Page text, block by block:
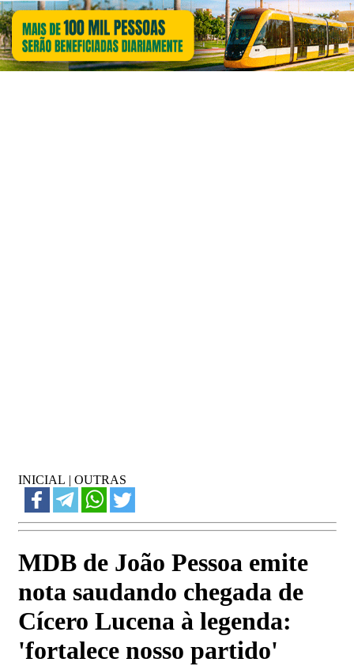
INICIAL | OUTRAS
MDB de João Pessoa emite
nota saudando chegada de
Cícero Lucena à legenda:
'fortalece nosso partido'